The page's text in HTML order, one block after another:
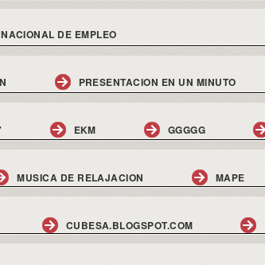
DE EMPLEO
PRESENTACION EN UN MINUTO
EKM GGGGG
MUSICA DE RELAJACION MAPE
CUBESA.BLOGSPOT.COM